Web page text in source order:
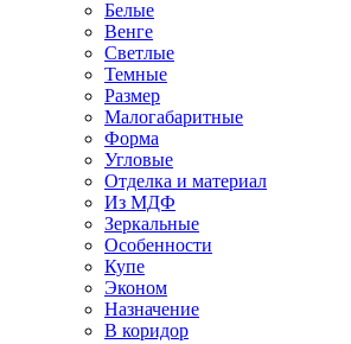
Белые
Венге
Светлые
Темные
Размер
Малогабаритные
Форма
Угловые
Отделка и материал
Из МДФ
Зеркальные
Особенности
Купе
Эконом
Назначение
В коридор